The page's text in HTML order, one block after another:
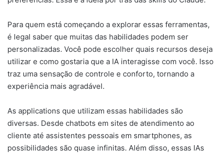
Para quem está começando a explorar essas ferramentas,
é legal saber que muitas das habilidades podem ser
personalizadas. Você pode escolher quais recursos deseja
utilizar e como gostaria que a IA interagisse com você. Isso
traz uma sensação de controle e conforto, tornando a
experiência mais agradável.
As applications que utilizam essas habilidades são
diversas. Desde chatbots em sites de atendimento ao
cliente até assistentes pessoais em smartphones, as
possibilidades são quase infinitas. Além disso, essas IAs